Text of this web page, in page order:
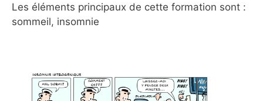
Les éléments principaux de cette formation sont :
sommeil, insomnie